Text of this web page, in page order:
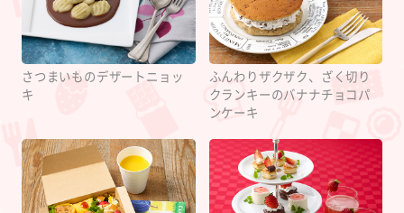
さつまいものデザートニョッ
キ
ふんわりザクザク、ざく切り
クランキーのバナナチョコパ
ンケーキ